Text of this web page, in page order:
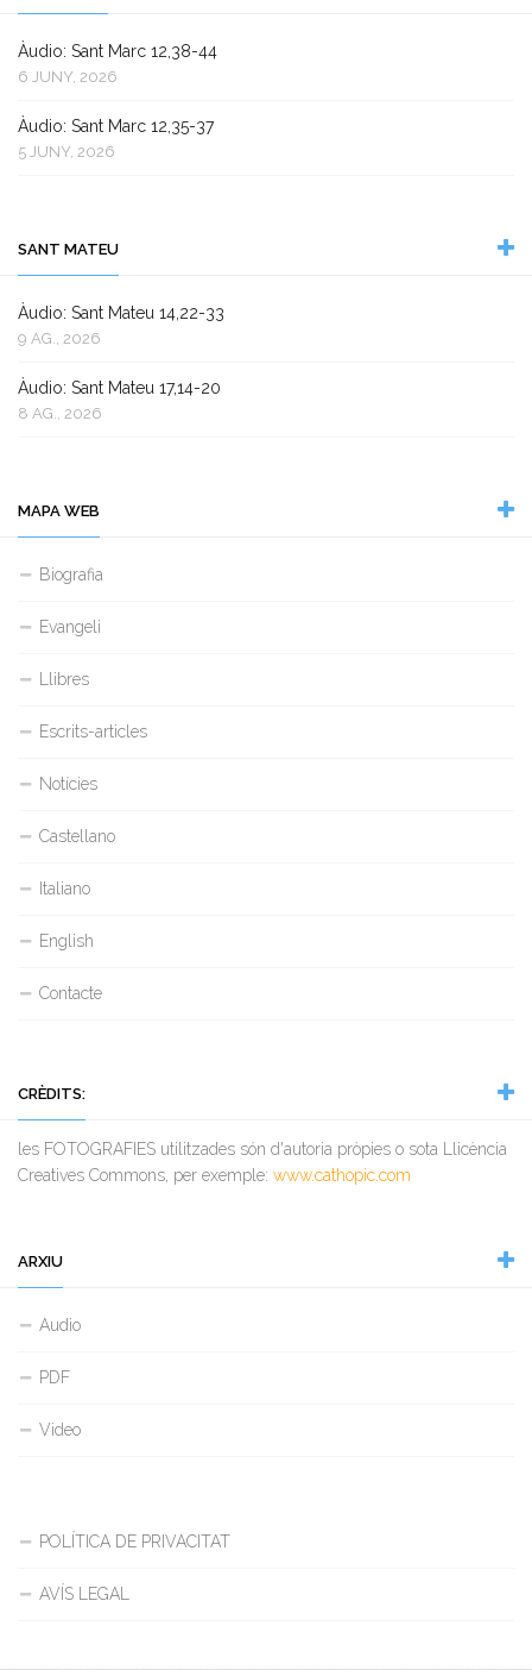
Àudio: Sant Marc 12,38-44
6 JUNY, 2026
Àudio: Sant Marc 12,35-37
5 JUNY, 2026
SANT MATEU
Àudio: Sant Mateu 14,22-33
9 AG., 2026
Àudio: Sant Mateu 17,14-20
8 AG., 2026
MAPA WEB
Biografia
Evangeli
Llibres
Escrits-articles
Notícies
Castellano
Italiano
English
Contacte
CRÈDITS:
les FOTOGRAFIES utilitzades són d'autoria pròpies o sota Llicència
Creatives Commons, per exemple: www.cathopic.com
ARXIU
Audio
PDF
Video
POLÍTICA DE PRIVACITAT
AVÍS LEGAL